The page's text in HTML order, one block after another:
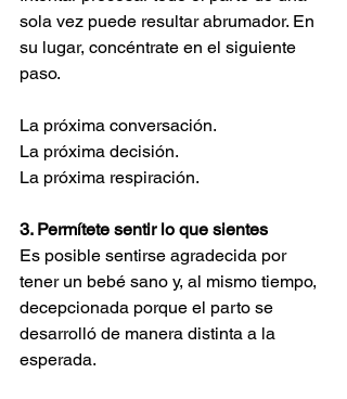
sola vez puede resultar abrumador. En
su lugar, concéntrate en el siguiente
paso.
La próxima conversación.
La próxima decisión.
La próxima respiración.
3. Permítete sentir lo que sientes
Es posible sentirse agradecida por
tener un bebé sano y, al mismo tiempo,
decepcionada porque el parto se
desarrolló de manera distinta a la
esperada.